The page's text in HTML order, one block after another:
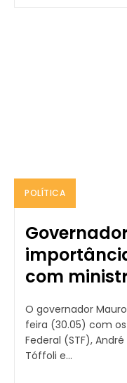
POLÍTICA
com
O governador
feira (30.05) com
Federal (STF),
Tóffoli e...